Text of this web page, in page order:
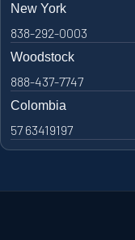
New York
838-292-0003
Woodstock
888-437-7747
Colombia
57 63419197